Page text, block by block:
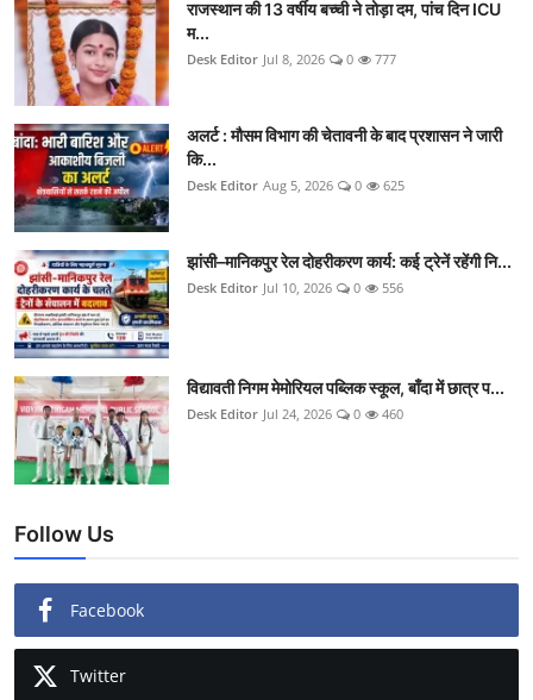
राजस्थान की 13 वर्षीय बच्ची ने तोड़ा दम, पांच दिन ICU
म...
Desk Editor Jul 8, 2026 0 777
अलर्ट : मौसम विभाग की चेतावनी के बाद प्रशासन ने जारी
कि...
Desk Editor Aug 5, 2026 0 625
झांसी–मानिकपुर रेल दोहरीकरण कार्य: कई ट्रेनें रहेंगी नि...
Desk Editor Jul 10, 2026 0 556
विद्यावती निगम मेमोरियल पब्लिक स्कूल, बाँदा में छात्र प...
Desk Editor Jul 24, 2026 0 460
Follow Us
Facebook
Twitter